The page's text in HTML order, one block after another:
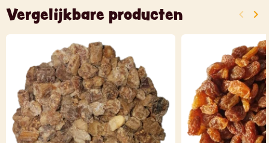
Vergelijkbare producten Vorige
keyboard_arrow_left keyboard_arrow_right